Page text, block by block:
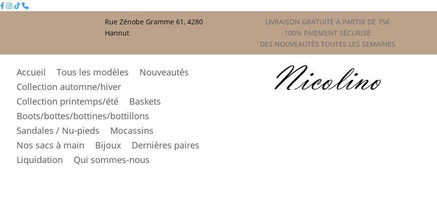
Rue Zénobe Gramme 61, 4280
Hannut
LIVRAISON GRATUITE À PARTIR DE 75€
100% PAIEMENT SÉCURISÉ
DES NOUVEAUTÉS TOUTES LES SEMAINES
Accueil Tous les modèles
Nouveautés
Collection automne/hiver
Collection printemps/été
Baskets
Boots/bottes/bottines/bottillons
Sandales / Nu-pieds
Mocassins
Nos sacs à main
Bijoux
Dernières paires
Liquidation
Qui sommes-nous